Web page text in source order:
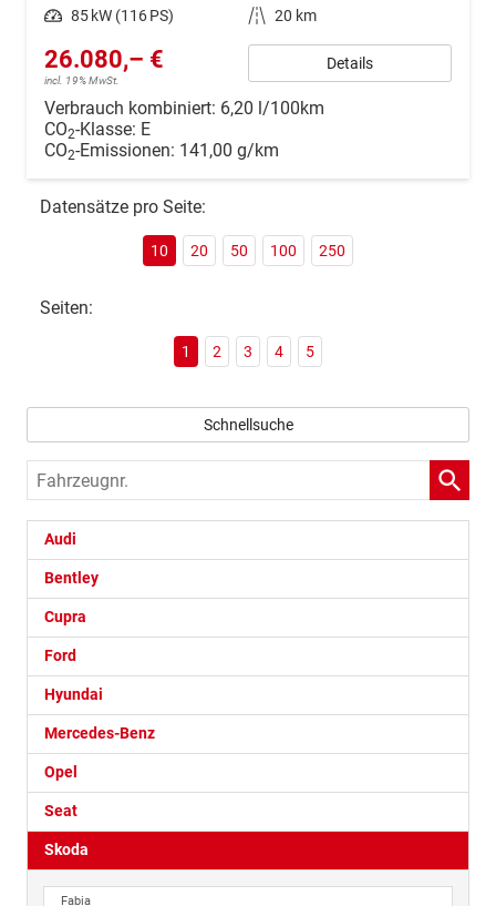
Leistung 85 kW (116 PS) Kilometerstand 20 km
26.080,– €
incl. 19% MwSt.
Details
Verbrauch kombiniert: 6,20 l/100km
CO2-Klasse: E
CO2-Emissionen: 141,00 g/km
Datensätze pro Seite:
10 20 50 100 250
Seiten:
1 2 3 4 5
Schnellsuche
Fahrzeugnr.
Audi
Bentley
Cupra
Ford
Hyundai
Mercedes-Benz
Opel
Seat
Skoda
Fabia